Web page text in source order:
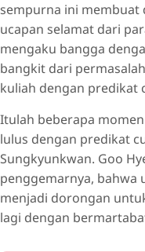
sempurna ini membuat
ucapan selamat dari
mengaku bangga
bangkit dari
kuliah dengan predikat
Itulah beberapa
lulus dengan predikat
Sungkyunkwan. Goo
penggemarnya, bahwa
menjadi dorongan
lagi dengan